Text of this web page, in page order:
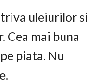
uleiurilor
Cea mai buna
piata. Nu